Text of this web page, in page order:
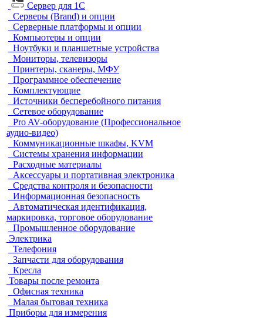
Сервер для 1С
Серверы (Brand) и опции
Серверные платформы и опции
Компьютеры и опции
Ноутбуки и планшетные устройства
Мониторы, телевизоры
Принтеры, сканеры, МФУ
Программное обеспечение
Комплектующие
Источники бесперебойного питания
Сетевое оборудование
Pro AV-оборудование (Профессиональное
аудио-видео)
Коммуникационные шкафы, KVM
Системы хранения информации
Расходные материалы
Аксессуары и портативная электроника
Средства контроля и безопасности
Информационная безопасность
Автоматическая идентификация,
маркировка, торговое оборудование
Промышленное оборудование
Электрика
Телефония
Запчасти для оборудования
Кресла
Товары после ремонта
Офисная техника
Малая бытовая техника
Приборы для измерения